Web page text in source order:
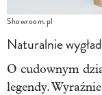
Showroom.pl
Naturalnie
O cudownym
legendy.